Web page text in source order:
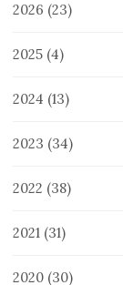
2026 (23)
2025 (4)
2024 (13)
2023 (34)
2022 (38)
2021 (31)
2020 (30)